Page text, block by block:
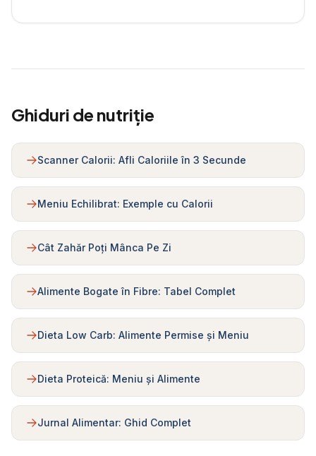
Ghiduri de nutriție
Scanner Calorii: Afli Caloriile în 3 Secunde
Meniu Echilibrat: Exemple cu Calorii
Cât Zahăr Poți Mânca Pe Zi
Alimente Bogate în Fibre: Tabel Complet
Dieta Low Carb: Alimente Permise și Meniu
Dieta Proteică: Meniu și Alimente
Jurnal Alimentar: Ghid Complet